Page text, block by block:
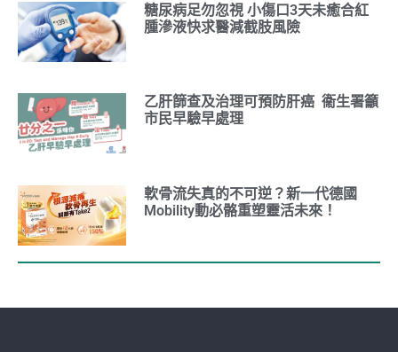
糖尿病足勿忽視 小傷口3天未癒合紅
腫滲液快求醫減截肢風險
乙肝篩查及治理可預防肝癌 衞生署籲
市民早驗早處理
軟骨流失真的不可逆？新一代德國
Mobility動必骼重塑靈活未來！